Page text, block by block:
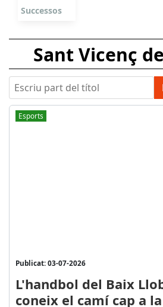
Successos
Sant Vicenç
Escriu part del títol
Esports
Publicat: 03-07-2026
L'handbol del Baix
coneix el camí cap a